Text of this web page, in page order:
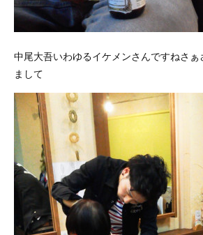
中尾大吾いわゆるイケメンさんですねさ
まして